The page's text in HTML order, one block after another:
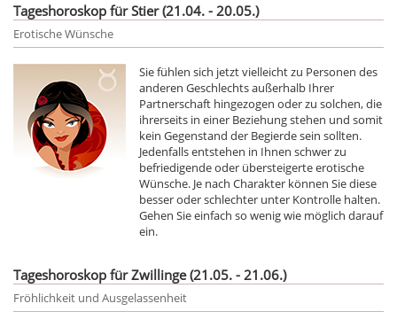
Tageshoroskop für Stier (21.04. - 20.05.)
Erotische Wünsche
Sie fühlen sich jetzt vielleicht zu Personen des
anderen Geschlechts außerhalb Ihrer
Partnerschaft hingezogen oder zu solchen, die
ihrerseits in einer Beziehung stehen und somit
kein Gegenstand der Begierde sein sollten.
Jedenfalls entstehen in Ihnen schwer zu
befriedigende oder übersteigerte erotische
Wünsche. Je nach Charakter können Sie diese
besser oder schlechter unter Kontrolle halten.
Gehen Sie einfach so wenig wie möglich darauf
ein.
Tageshoroskop für Zwillinge (21.05. - 21.06.)
Fröhlichkeit und Ausgelassenheit